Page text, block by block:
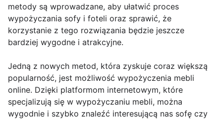
metody są wprowadzane, aby ułatwić proces
wypożyczania sofy i foteli oraz sprawić, że
korzystanie z tego rozwiązania będzie jeszcze
bardziej wygodne i atrakcyjne.
Jedną z nowych metod, która zyskuje coraz większą
popularność, jest możliwość wypożyczenia mebli
online. Dzięki platformom internetowym, które
specjalizują się w wypożyczaniu mebli, można
wygodnie i szybko znaleźć interesującą nas sofę czy